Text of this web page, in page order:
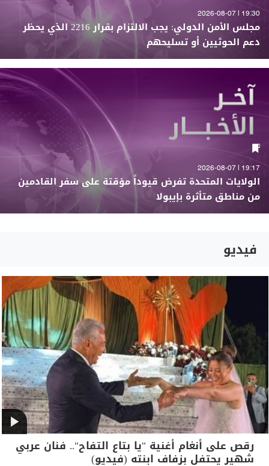
19:30 | 2026-08-07
مجلس الأمن الدولي: يجب الالتزام بقرار 2216 الذي يحظر
دعم الحوثيين أو تسليحهم
19:17 | 2026-08-07
الولايات المتحدة تفرض قيوداً مؤقتة على سفر القادمين
من مناطق متأثرة بإيبولا
فيديو
رقص على أنغام أغنية "يا بتاع التفاح".. فنان عربي
شهير يحتفل بزفاف ابنته (فيديو)